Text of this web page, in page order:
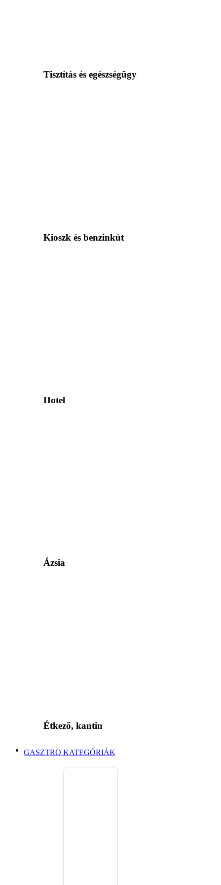
Tisztítás és egészségügy
Kioszk és benzinkút
Hotel
Ázsia
Étkező, kantin
GASZTRO KATEGÓRIÁK